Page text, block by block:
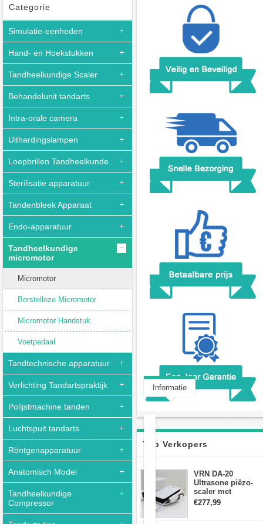
Categorie
Simulatie-eenheden
Hand- en Hoekstukken
Tandheelkundige Scaler
Behandelunit tandarts
Intra-orale camera
Uithardingslampen
Loepbrillen Tandheelkunde
Sterilisatie apparatuur
Tandenbleek Apparaat
Endo-apparatuur
Tandheelkundige
micromotor
Micromotor
Borstelloze Micromotor
Micromotor Handstuk
Voetpedaal
Tandtechnische apparatuur
Verlichting Tandartspraktijk
Polijstmachine tanden
Luchtspuit tandarts
Röntgenapparatuur
Anatomisch Model
Tandheelkundige
Compressor
Top Verkopers
VRN DA-20
Ultrasone piëzo-
scaler met
waterfles Fit EMS
draadloos
€277,99
Tandheelkundige
micromotor
STRONG
STRONG
102L
handstuk
Informatie
Tandheelkundige
STRONG
102L
35000RPM